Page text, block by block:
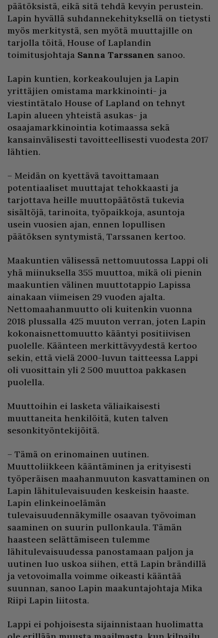
päätöksistä, eikä sitä tehdä kevyin perustein.
Lapin hyvällä suhdannekehityksellä on tietysti
myös merkitystä, sen myötä muuttajille on
tarjolla töitä, House of Laplandin
toimitusjohtaja Sanna Tarssanen sanoo.
Lapin kuntien, korkeakoulujen ja Lapin
yrittäjien omistama markkinointi- ja
viestintätalo House of Lapland on tehnyt
Lapin alueen yhteistä asukas- ja
osaajamarkkinointia kotimaassa sekä
kansainvälisesti tavoitteellisesti vuodesta 2017
lähtien.
– Meidän on kyettävä tavoittamaan
potentiaaliset muuttajat tehokkaasti ja
tarjottava heille muuttopäätöstä tukevia
sisältöjä, tarinoita, työpaikkoja, asuntoja
usein vuosien ajan, ennen lopullisen
päätöksen syntymistä, Tarssanen kertoo.
Maakuntien välisessä nettomuutossa Lappi oli
yhä miinuksella 355 muuttoa, mikä oli pienin
maakuntien välinen muuttotappio Lapissa
ainakaan viimeisen 29 vuoden ajalta.
Nettomaahanmuutto oli kuitenkin vuonna
2018 plussalla 425 muuton verran, joten Lapin
kokonaisnettomuutto kääntyi positiivisen
puolelle. Käänteen merkittävyydestä kertoo
sekin, että vielä 2000-luvun taitteessa Lappi
oli vuosittain yli 2 500 muuttoa pakkasen
puolella.
Muuttoihin ei lasketa väliaikaisesti
muuttaneita henkilöitä, kuten talven
sesonkityöntekijöitä.
– Tämä on erinomainen uutinen.
Muuttoliikkeen kääntäminen ja erityisesti
työperäisen maahanmuuton kasvattaminen on
Lapin lähitulevaisuuden keskeisin haaste.
Lapin elinkeinoelämän
tulevaisuudennäkymille osaavan työvoiman
saaminen on suurin pullonkaula. Tämän
haasteen selättämiseen tulemme
lähitulevaisuudessa panostamaan paljon ja
uutinen luo uskoa siihen, että Lapin brändillä
ja vetovoimalla voimme oikeasti kääntää
suunnan, sanoo Lapin maakuntajohtaja Mika
Riipi Lapin liitosta.
Lappi ei pohjoisesta sijainnistaan huolimatta